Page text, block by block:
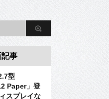
記事
型
Paper」登
スプレイな